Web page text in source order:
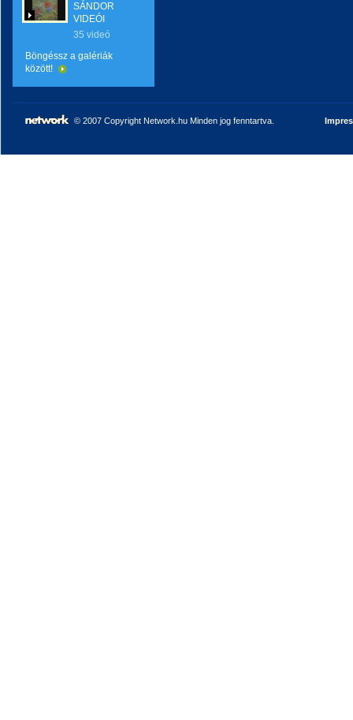
SÁNDOR
VIDEÓI
35 videó
Böngéssz a galériák
között!
© 2007 Copyright Network.hu Minden jog fenntartva.